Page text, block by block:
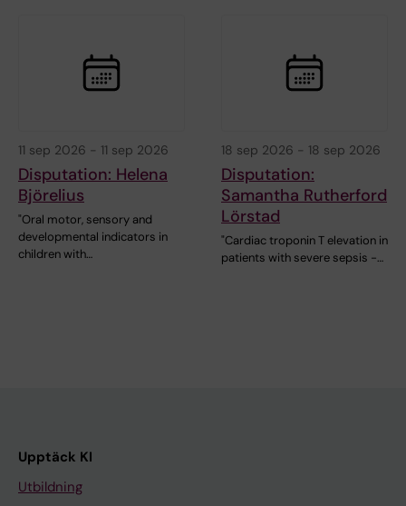
11 sep 2026 - 11 sep 2026
Disputation: Helena
Björelius
"Oral motor, sensory and
developmental indicators in
children with…
18 sep 2026 - 18 sep 2026
Disputation:
Samantha Rutherford
Lörstad
"Cardiac troponin T elevation in
patients with severe sepsis -…
Upptäck KI
Utbildning